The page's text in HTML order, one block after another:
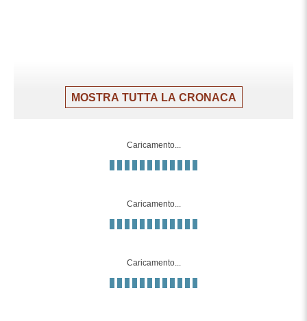
MOSTRA TUTTA LA CRONACA
Caricamento...
Caricamento...
Caricamento...